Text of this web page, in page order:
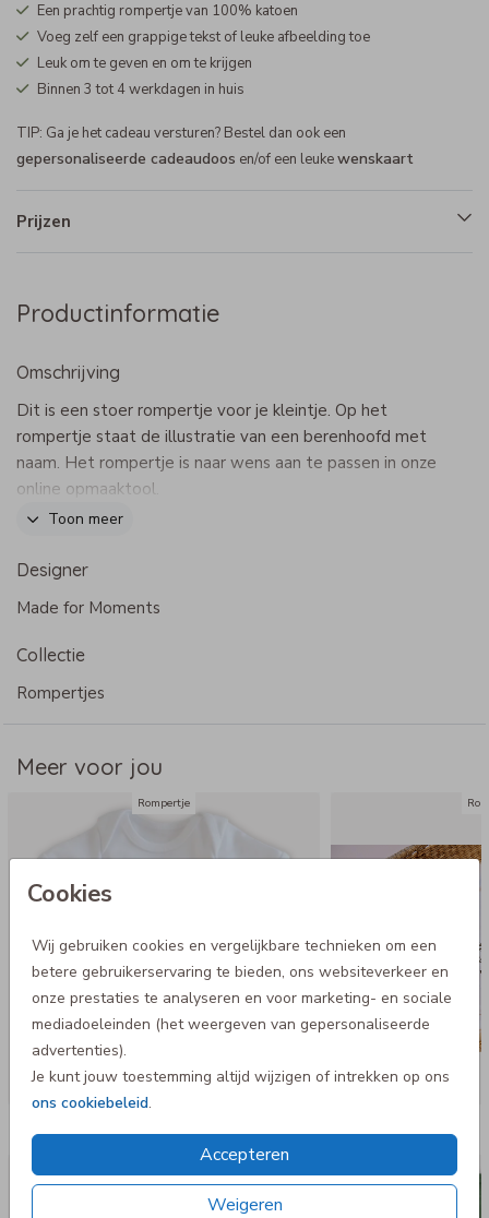
Cookies
Wij gebruiken cookies en vergelijkbare technieken om een
betere gebruikerservaring te bieden, ons websiteverkeer en
onze prestaties te analyseren en voor marketing- en sociale
mediadoeleinden (het weergeven van gepersonaliseerde
advertenties).
Je kunt jouw toestemming altijd wijzigen of intrekken op ons
ons cookiebeleid.
Accepteren
Weigeren
Een prachtig rompertje van 100% katoen
Voeg zelf een grappige tekst of leuke afbeelding toe
Leuk om te geven en om te krijgen
Binnen 3 tot 4 werkdagen in huis
TIP: Ga je het cadeau versturen? Bestel dan ook een
gepersonaliseerde cadeaudoos en/of een leukewenskaart
Prijzen
Productinformatie
Omschrijving
Dit is een stoer rompertje voor je kleintje. Op het
rompertje staat de illustratie van een berenhoofd met
naam. Het rompertje is naar wens aan te passen in onze
online opmaaktool.
- Materiaal: 100% biologisch katoen, super zacht
envelop halsopening
- Verkrijgbaar in verschillende kleuren en maten
- Wassen op 30 graden
Toon meer
Designer
Made for Moments
Collectie
Rompertjes
Meer voor jou
Rompertje
Nog meer in deze stijl